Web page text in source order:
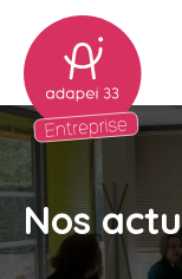
Nos